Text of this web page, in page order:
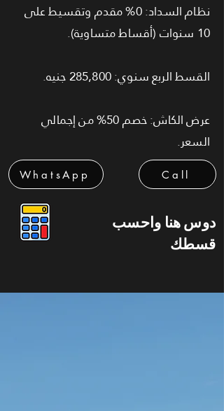
نظام السداد: 0% مقدم وتقسيط على
10 سنوات (أقساط متساوية).
القسط الربع سنوي: 285,800 جنيه.
عرض الكاش: خصم 50% من إجمالي
السعر.
WhatsApp Call
دوس هنا واحسب
قسطك